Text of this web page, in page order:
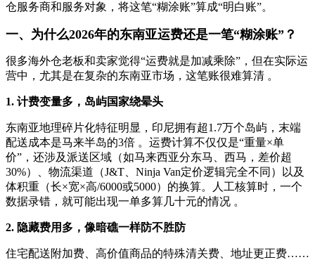
仓服务商和服务对象，将这笔“糊涂账”算成“明白账”。
一、为什么2026年的东南亚运费还是一笔“糊涂账”？
很多海外仓老板和卖家觉得“运费就是加减乘除”，但在实际运
营中，尤其是在复杂的东南亚市场，这笔账很难算清 。
1. 计费变量多，岛屿国家绕晕头
东南亚地理碎片化特征明显，印尼拥有超1.7万个岛屿，末端
配送成本是马来半岛的3倍 。运费计算不仅仅是“重量×单
价”，还涉及派送区域（如马来西亚分东马、西马，差价超
30%）、物流渠道（J&T、Ninja Van定价逻辑完全不同）以及
体积重（长×宽×高/6000或5000）的换算。人工核算时，一个
数据录错，就可能出现一单多算几十元的情况 。
2. 隐藏费用多，像暗礁一样防不胜防
住宅配送附加费、高价值商品的特殊清关费、地址更正费……